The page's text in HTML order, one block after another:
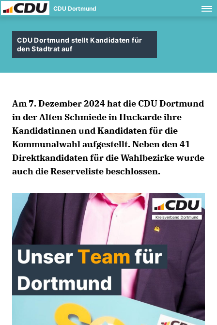
CDU Dortmund
CDU Dortmund stellt Kandidaten für
den Stadtrat auf
Am 7. Dezember 2024hat die CDU Dortmund
in der Alten Schmiede in Huckarde ihre
Kandidatinnen und Kandidaten für die
Kommunalwahl aufgestellt. Neben den41
Direktkandidaten für die Wahlbezirkewurde
auch die Reserveliste beschlossen.